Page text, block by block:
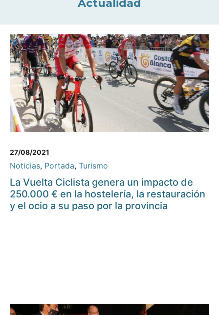
Actualidad
27/08/2021
Noticias, Portada, Turismo
La Vuelta Ciclista genera un impacto de
250.000 € en la hostelería, la restauración
y el ocio a su paso por la provincia